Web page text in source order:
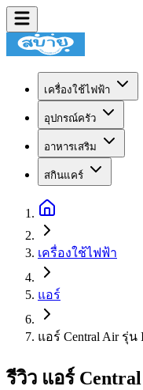
เครื่องใช้ไฟฟ้า
อุปกรณ์ครัว
อาหารเสริม
สกินแคร์
เครื่องใช้ไฟฟ้า
แอร์
แอร์ Central Air รุ่น
รีวิว แอร์